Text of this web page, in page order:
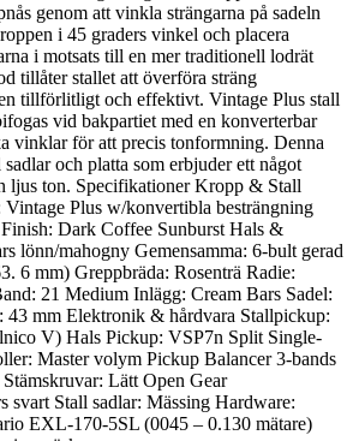
genom att vinkla strängarna på sadeln
i 45 graders vinkel och placera
i motsats till en mer traditionell lodrät
tillåter stallet att överföra sträng
tillförlitligt och effektivt. Vintage Plus stall
vid bakpartiet med en konverterbar
vinklar för att precis tonformning. Denna
och platta som erbjuder ett något
ljus ton. Specifikationer Kropp & Stall
Plus w/konvertibla besträngning
Dark Coffee Sunburst Hals &
lönn/mahogny Gemensamma: 6-bult gerad
6 mm) Greppbräda: Rosenträ Radie:
21 Medium Inlägg: Cream Bars Sadel:
43 mm Elektronik & hårdvara Stallpickup:
V) Hals Pickup: VSP7n Split Single-
Master volym Pickup Balancer 3-bands
Lätt Open Gear
svart Stall sadlar: Mässing Hardware:
EXL-170-5SL (0045 – 0.130 mätare)